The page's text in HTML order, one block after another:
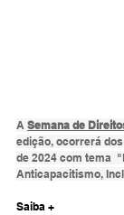
A Semana de
edição, ocorrerá
de 2024 com tema
Anticapacitismo,
Saiba +